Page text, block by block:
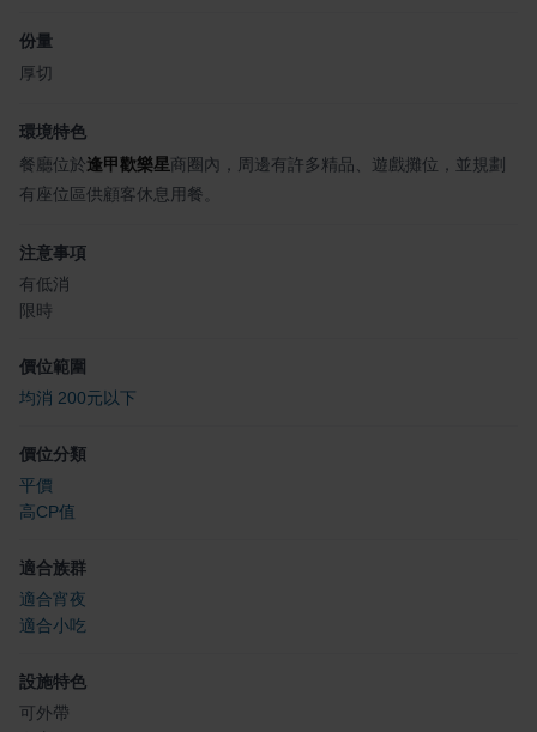
份量
厚切
環境特色
餐廳位於逢甲歡樂星商圈內，周邊有許多精品、遊戲攤位，並規劃
有座位區供顧客休息用餐。
注意事項
有低消
限時
價位範圍
均消 200元以下
價位分類
平價
高CP值
適合族群
適合宵夜
適合小吃
設施特色
可外帶